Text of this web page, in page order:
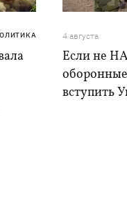
4 августа
Если не
вступить